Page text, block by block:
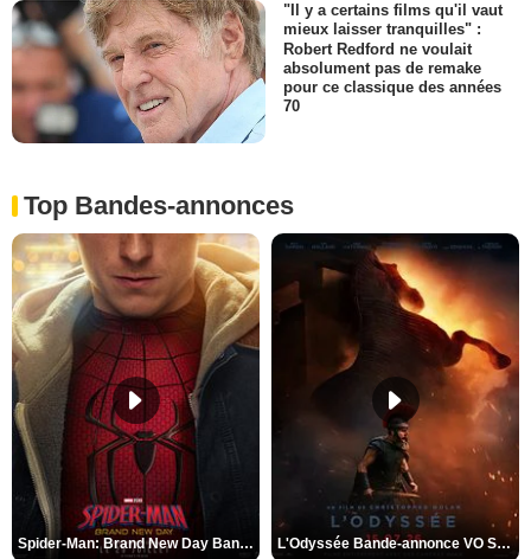
"Il y a certains films qu'il vaut
mieux laisser tranquilles" :
Robert Redford ne voulait
absolument pas de remake
pour ce classique des années
70
Top Bandes-annonces
Spider-Man: Brand New Day Bande-annonce VO STFR L'Odyssée Bande-annonce VO STFR